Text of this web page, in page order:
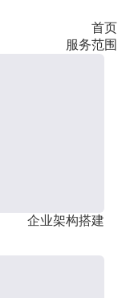
首页
服务范围
企业架构搭建